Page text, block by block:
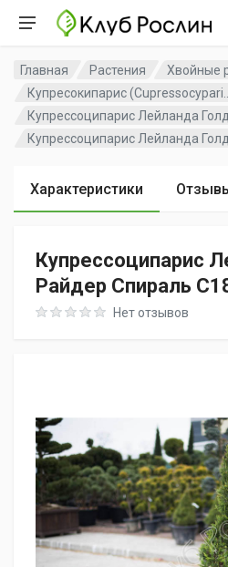
Главная Растения
Хвойные
Купресокипарис (Cupressocypari...
Купрессоципарис Лейланда Голд
Купрессоципарис Лейланда Голд
Характеристики
Купрессоципарис
Райдер Спираль
Rating: 0 out of 5Нет отзывов